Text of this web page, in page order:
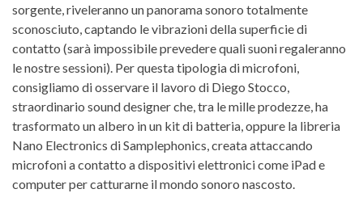
sorgente, riveleranno un panorama sonoro totalmente
sconosciuto, captando le vibrazioni della superficie di
contatto (sarà impossibile prevedere quali suoni regaleranno
le nostre sessioni). Per questa tipologia di microfoni,
consigliamo di osservare il lavoro di Diego Stocco,
straordinario sound designer che, tra le mille prodezze, ha
trasformato un albero in un kit di batteria, oppure la libreria
Nano Electronics di Samplephonics, creata attaccando
microfoni a contatto a dispositivi elettronici come iPad e
computer per catturarne il mondo sonoro nascosto.